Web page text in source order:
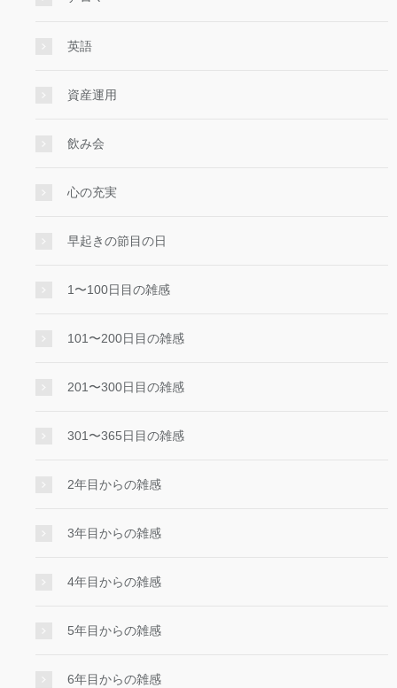
英語
資産運用
飲み会
心の充実
早起きの節目の日
1〜100日目の雑感
101〜200日目の雑感
201〜300日目の雑感
301〜365日目の雑感
2年目からの雑感
3年目からの雑感
4年目からの雑感
5年目からの雑感
6年目からの雑感